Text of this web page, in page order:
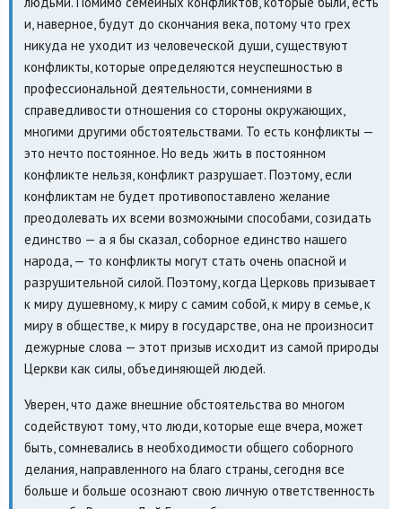
и, наверное, будут до скончания века, потому что грех
никуда не уходит из человеческой души, существуют
конфликты, которые определяются неуспешностью в
профессиональной деятельности, сомнениями в
справедливости отношения со стороны окружающих,
многими другими обстоятельствами. То есть конфликты —
это нечто постоянное. Но ведь жить в постоянном
конфликте нельзя, конфликт разрушает. Поэтому, если
конфликтам не будет противопоставлено желание
преодолевать их всеми возможными способами, созидать
единство — а я бы сказал, соборное единство нашего
народа, — то конфликты могут стать очень опасной и
разрушительной силой. Поэтому, когда Церковь призывает
к миру душевному, к миру с самим собой, к миру в семье, к
миру в обществе, к миру в государстве, она не произносит
дежурные слова — этот призыв исходит из самой природы
Церкви как силы, объединяющей людей.
Уверен, что даже внешние обстоятельства во многом
содействуют тому, что люди, которые еще вчера, может
быть, сомневались в необходимости общего соборного
делания, направленного на благо страны, сегодня все
больше и больше осознают свою личную ответственность